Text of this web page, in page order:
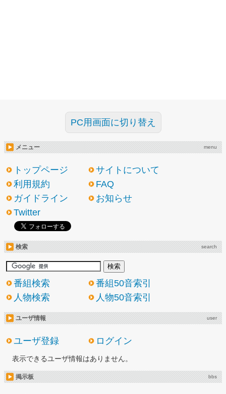
PC用画面に切り替え
メニュー menu
トップページ
サイトについて
利用規約
FAQ
ガイドライン
お知らせ
Twitter
検索 search
番組検索
番組50音索引
人物検索
人物50音索引
ユーザ情報 user
ユーザ登録 ログイン
表示できるユーザ情報はありません。
掲示板 bbs